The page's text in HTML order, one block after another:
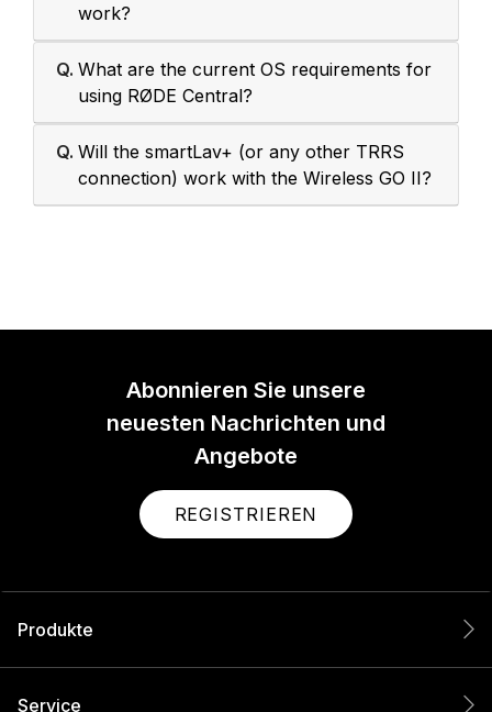
work?
Q. What are the current OS requirements for
using RØDE Central?
Q. Will the smartLav+ (or any other TRRS
connection) work with the Wireless GO II?
Abonnieren Sie unsere
neuesten Nachrichten und
Angebote
REGISTRIEREN
Produkte
Service